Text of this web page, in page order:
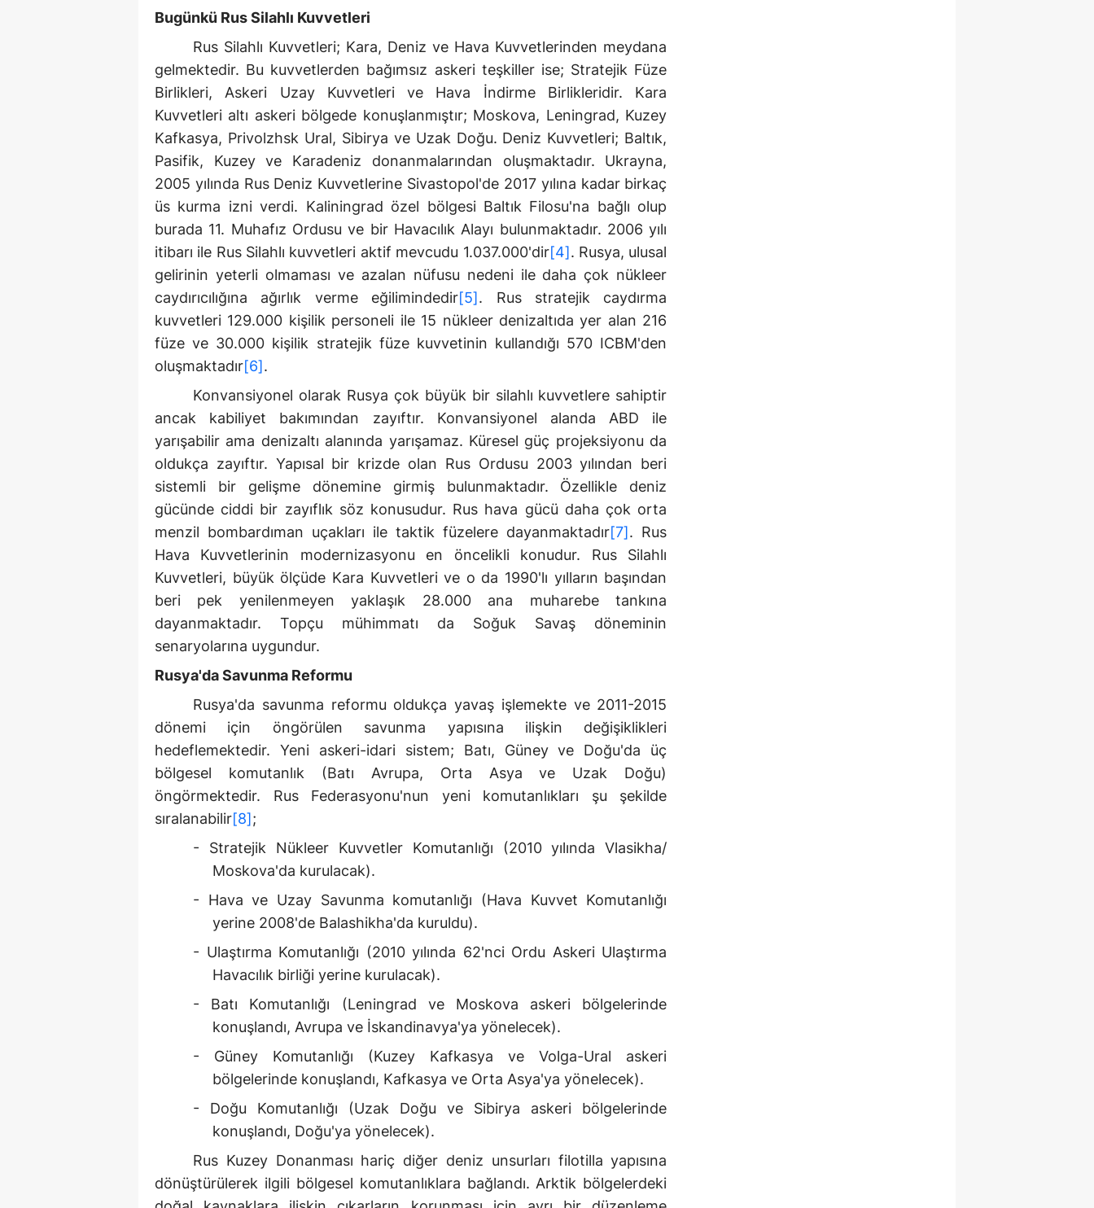
Bugünkü Rus Silahlı Kuvvetleri
Rus Silahlı Kuvvetleri; Kara, Deniz ve Hava Kuvvetlerinden meydana
gelmektedir. Bu kuvvetlerden bağımsız askeri teşkiller ise; Stratejik Füze
Birlikleri, Askeri Uzay Kuvvetleri ve Hava İndirme Birlikleridir. Kara
Kuvvetleri altı askeri bölgede konuşlanmıştır; Moskova, Leningrad, Kuzey
Kafkasya, Privolzhsk Ural, Sibirya ve Uzak Doğu. Deniz Kuvvetleri; Baltık,
Pasifik, Kuzey ve Karadeniz donanmalarından oluşmaktadır. Ukrayna,
2005 yılında Rus Deniz Kuvvetlerine Sivastopol'de 2017 yılına kadar birkaç
üs kurma izni verdi. Kaliningrad özel bölgesi Baltık Filosu'na bağlı olup
burada 11. Muhafız Ordusu ve bir Havacılık Alayı bulunmaktadır. 2006 yılı
itibarı ile Rus Silahlı kuvvetleri aktif mevcudu 1.037.000'dir[4]. Rusya, ulusal
gelirinin yeterli olmaması ve azalan nüfusu nedeni ile daha çok nükleer
caydırıcılığına ağırlık verme eğilimindedir[5]. Rus stratejik caydırma
kuvvetleri 129.000 kişilik personeli ile 15 nükleer denizaltıda yer alan 216
füze ve 30.000 kişilik stratejik füze kuvvetinin kullandığı 570 ICBM'den
oluşmaktadır[6].
Konvansiyonel olarak Rusya çok büyük bir silahlı kuvvetlere sahiptir
ancak kabiliyet bakımından zayıftır. Konvansiyonel alanda ABD ile
yarışabilir ama denizaltı alanında yarışamaz. Küresel güç projeksiyonu da
oldukça zayıftır. Yapısal bir krizde olan Rus Ordusu 2003 yılından beri
sistemli bir gelişme dönemine girmiş bulunmaktadır. Özellikle deniz
gücünde ciddi bir zayıflık söz konusudur. Rus hava gücü daha çok orta
menzil bombardıman uçakları ile taktik füzelere dayanmaktadır[7]. Rus
Hava Kuvvetlerinin modernizasyonu en öncelikli konudur. Rus Silahlı
Kuvvetleri, büyük ölçüde Kara Kuvvetleri ve o da 1990'lı yılların başından
beri pek yenilenmeyen yaklaşık 28.000 ana muharebe tankına
dayanmaktadır. Topçu mühimmatı da Soğuk Savaş döneminin
senaryolarına uygundur.
Rusya'da Savunma Reformu
Rusya'da savunma reformu oldukça yavaş işlemekte ve 2011-2015
dönemi için öngörülen savunma yapısına ilişkin değişiklikleri
hedeflemektedir. Yeni askeri-idari sistem; Batı, Güney ve Doğu'da üç
bölgesel komutanlık (Batı Avrupa, Orta Asya ve Uzak Doğu)
öngörmektedir. Rus Federasyonu'nun yeni komutanlıkları şu şekilde
sıralanabilir[8];
- Stratejik Nükleer Kuvvetler Komutanlığı (2010 yılında Vlasikha/
Moskova'da kurulacak).
- Hava ve Uzay Savunma komutanlığı (Hava Kuvvet Komutanlığı
yerine 2008'de Balashikha'da kuruldu).
- Ulaştırma Komutanlığı (2010 yılında 62'nci Ordu Askeri Ulaştırma
Havacılık birliği yerine kurulacak).
- Batı Komutanlığı (Leningrad ve Moskova askeri bölgelerinde
konuşlandı, Avrupa ve İskandinavya'ya yönelecek).
- Güney Komutanlığı (Kuzey Kafkasya ve Volga-Ural askeri
bölgelerinde konuşlandı, Kafkasya ve Orta Asya'ya yönelecek).
- Doğu Komutanlığı (Uzak Doğu ve Sibirya askeri bölgelerinde
konuşlandı, Doğu'ya yönelecek).
Rus Kuzey Donanması hariç diğer deniz unsurları filotilla yapısına
dönüştürülerek ilgili bölgesel komutanlıklara bağlandı. Arktik bölgelerdeki